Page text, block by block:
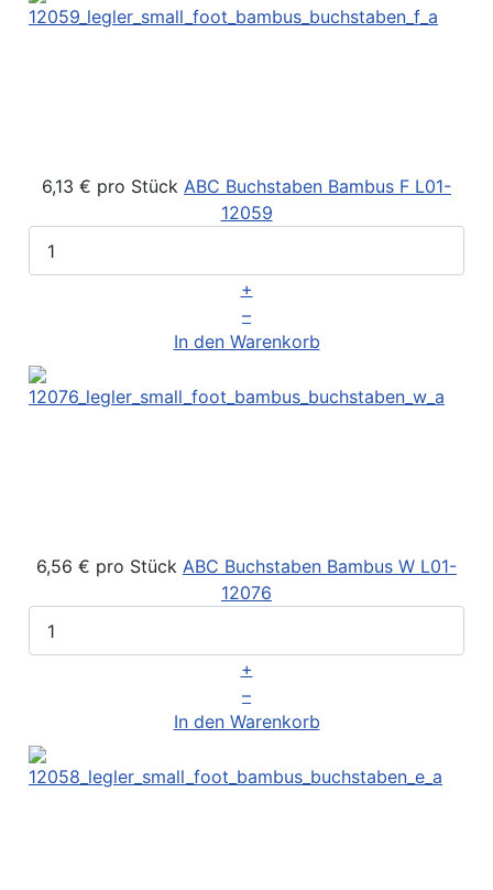
6,13 € pro Stück ABC Buchstaben Bambus F L01-
12059
+
–
In den Warenkorb
6,56 € pro Stück ABC Buchstaben Bambus W L01-
12076
+
–
In den Warenkorb